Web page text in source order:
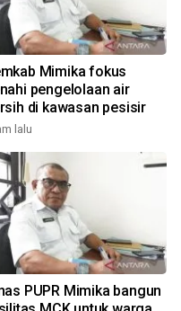
Mimika fokus
pengelolaan air
di kawasan pesisir
lalu
PUPR Mimika bangun